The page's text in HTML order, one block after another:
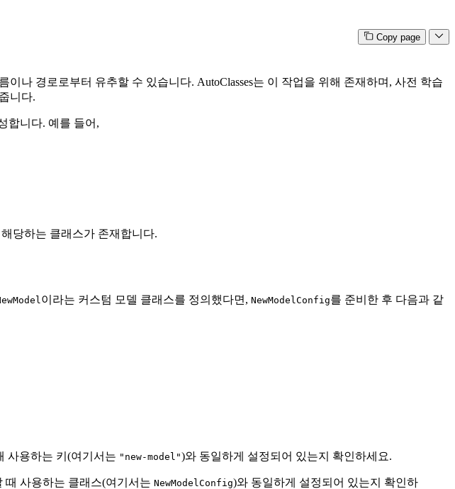
Copy page
나 경로로부터 유추할 수 있습니다. AutoClasses는 이 작업을 위해 존재하며, 사전 학습
니다.
합니다. 예를 들어,
당하는 클래스가 존재합니다.
이라는 커스텀 모델 클래스를 정의했다면, NewModelConfig를 준비한 후 다음과 같
사용하는 키(여기서는 "new-model")와 동일하게 설정되어 있는지 확인하세요.
때 사용하는 클래스(여기서는 NewModelConfig)와 동일하게 설정되어 있는지 확인하